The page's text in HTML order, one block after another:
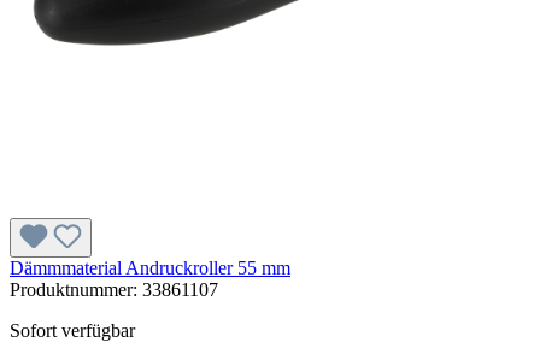
Dämmmaterial Andruckroller 55 mm
Produktnummer: 33861107
Sofort verfügbar